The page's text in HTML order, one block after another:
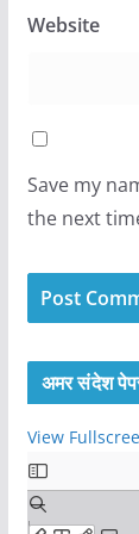
Website
Save my
the next
अमर संदेश
View
S
k
i